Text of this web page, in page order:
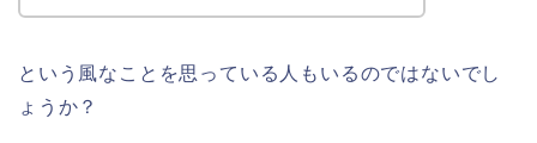
という風なことを思っている人もいるのではないでし
ょうか？